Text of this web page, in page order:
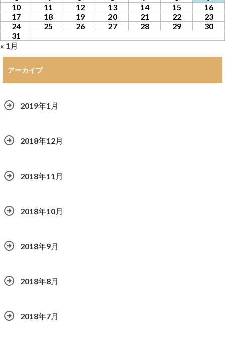
10
11 12 13 14 15
16
17
18 19 20 21 22
23
24
25 26 27 28 29
30
31
« 1月
アーカイブ
2019年1月
2018年12月
2018年11月
2018年10月
2018年9月
2018年8月
2018年7月